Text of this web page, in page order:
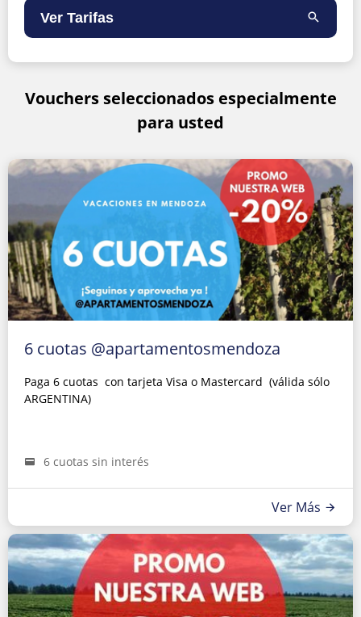
Ver Tarifas
Vouchers seleccionados especialmente
para usted
6 cuotas @apartamentosmendoza
Paga 6 cuotas con tarjeta Visa o Mastercard (válida sólo
ARGENTINA)
6 cuotas sin interés
Ver Más